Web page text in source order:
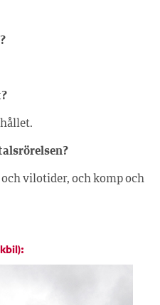
och vilotider, och komp och